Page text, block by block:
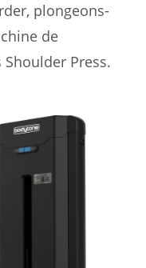
plongeons-
de
Press.